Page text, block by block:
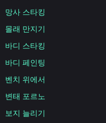
망사 스타킹
몰래 만지기
바디 스타킹
바디 페인팅
벤치 위에서
변태 포르노
보지 늘리기